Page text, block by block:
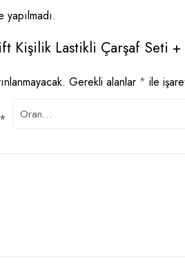
Kişilik Lastikli Çarşaf Seti +
Gerekli alanlar * ile
*